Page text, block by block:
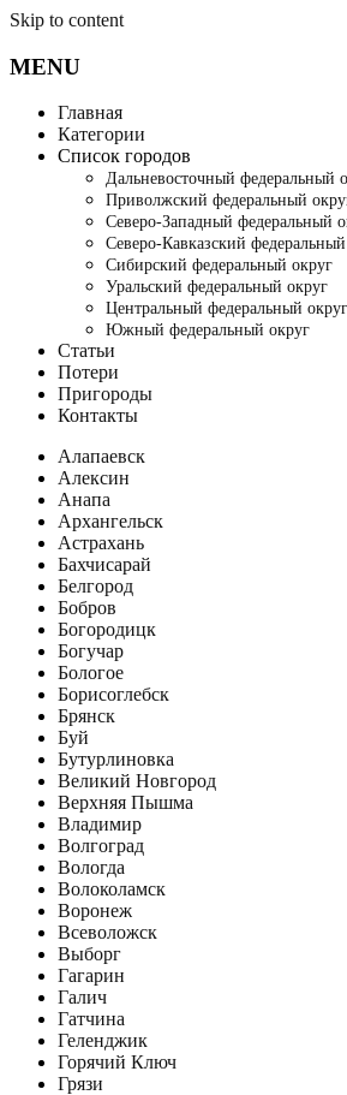
Skip to content
MENU
Главная
Категории
Список городов
Дальневосточный федеральный
Приволжский федеральный
Северо-Западный федеральный
Северо-Кавказский
Сибирский федеральный округ
Уральский федеральный округ
Центральный федеральный округ
Южный федеральный округ
Статьи
Потери
Пригороды
Контакты
Алапаевск
Алексин
Анапа
Архангельск
Астрахань
Бахчисарай
Белгород
Бобров
Богородицк
Богучар
Бологое
Борисоглебск
Брянск
Буй
Бутурлиновка
Великий Новгород
Верхняя Пышма
Владимир
Волгоград
Вологда
Волоколамск
Воронеж
Всеволожск
Выборг
Гагарин
Галич
Гатчина
Геленджик
Горячий Ключ
Грязи